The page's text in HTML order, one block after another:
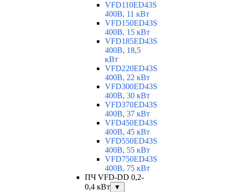
VFD110ED43S
400В, 11 кВт
VFD150ED43S
400В, 15 кВт
VFD185ED43S
400В, 18,5
кВт
VFD220ED43S
400В, 22 кВт
VFD300ED43S
400В, 30 кВт
VFD370ED43S
400В, 37 кВт
VFD450ED43S
400В, 45 кВт
VFD550ED43S
400В, 55 кВт
VFD750ED43S
400В, 75 кВт
ПЧ VFD-DD 0,2-
0,4 кВт
▼